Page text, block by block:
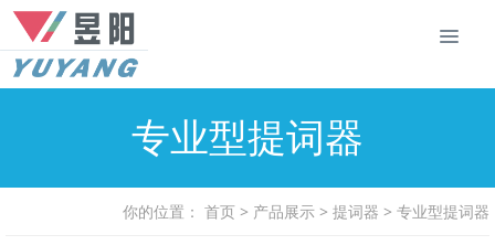
专业型提词器
你的位置： 首页 > 产品展示 > 提词器 > 专业型提词器